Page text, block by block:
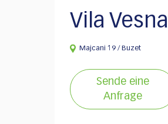
Vila Vesna
Majcani 19 / Buzet
Sende eine
Anfrage